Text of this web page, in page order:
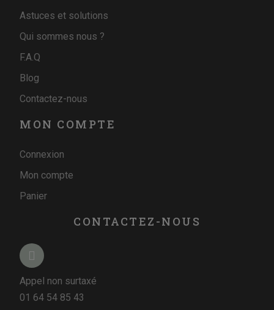
Astuces et solutions
Qui sommes nous ?
F.A.Q
Blog
Contactez-nous
MON COMPTE
Connexion
Mon compte
Panier
CONTACTEZ-NOUS
Appel non surtaxé
01 64 54 85 43